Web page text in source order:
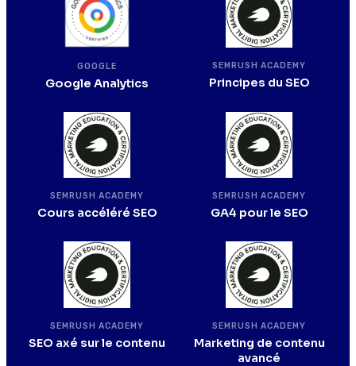
GOOGLE
Google Analytics
SEMRUSH ACADEMY
Principes du SEO
SEMRUSH ACADEMY
Cours accéléré SEO
SEMRUSH ACADEMY
GA4 pour le SEO
SEMRUSH ACADEMY
SEO axé sur le contenu
SEMRUSH ACADEMY
Marketing de contenu
avancé